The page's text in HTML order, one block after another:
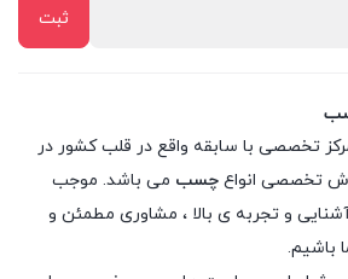
تخصصی با سابقه واقع در قلب کشور در
تخصصی انواع چسب می باشد. موجب
آشنایی و تجربه ی بالا ، مشاوری مطمئن و
باشیم.